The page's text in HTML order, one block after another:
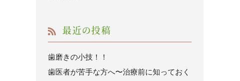
最近の投稿
歯磨きの小技！！
歯医者が苦手な方へ〜治療前に知っておく